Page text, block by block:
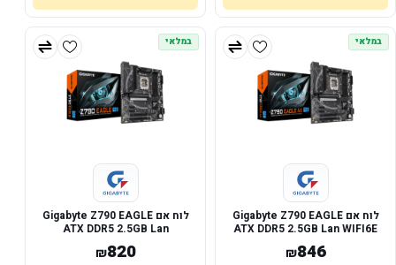
במלאי
לוח אם Gigabyte Z790 EAGLE
ATX DDR5 2.5GB Lan WIFI6E
₪846
במלאי
לוח אם Gigabyte Z790 EAGLE
ATX DDR5 2.5GB Lan
₪820